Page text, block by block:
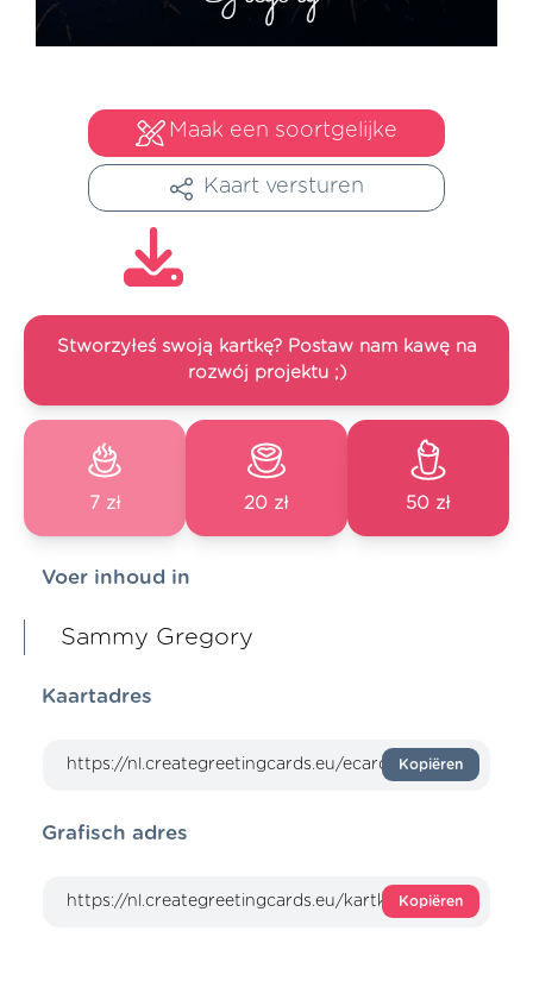
Maak een soortgelijke
Kaart versturen
Stworzyłeś swoją kartkę? Postaw nam kawę na
rozwój projektu ;)
7 zł 20 zł 50 zł
Voer inhoud in
Sammy Gregory
Kaartadres
Kopiëren
Grafisch adres
Kopiëren